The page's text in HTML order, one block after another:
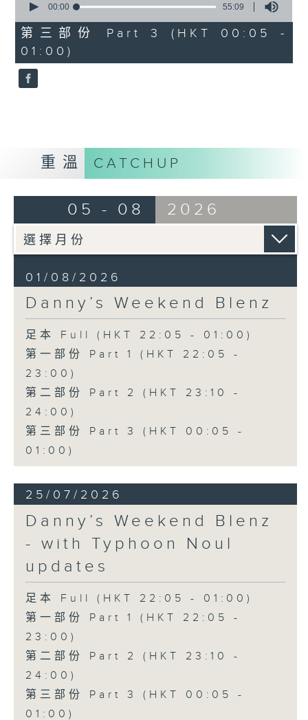
seconds
55
minutes,
9
seconds
00:00 55:09
第三部份 Part 3 (HKT 00:05 -
01:00)
重溫 CATCHUP
05 - 08 2026
01/08/2026
Danny’s Weekend Blenz
足本 Full (HKT 22:05 - 01:00)
第一部份 Part 1 (HKT 22:05 -
23:00)
第二部份 Part 2 (HKT 23:10 -
24:00)
第三部份 Part 3 (HKT 00:05 -
01:00)
25/07/2026
Danny’s Weekend Blenz
- with Typhoon Noul
updates
足本 Full (HKT 22:05 - 01:00)
第一部份 Part 1 (HKT 22:05 -
23:00)
第二部份 Part 2 (HKT 23:10 -
24:00)
第三部份 Part 3 (HKT 00:05 -
01:00)